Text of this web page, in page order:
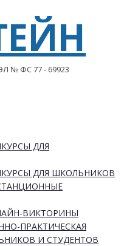
№ ФС 77 - 69923
ДЛЯ
ДЛЯ ШКОЛЬНИКОВ
ВИКТОРИНЫ
ПРАКТИЧЕСКАЯ
И СТУДЕНТОВ